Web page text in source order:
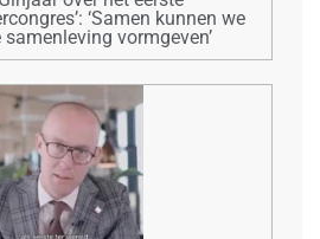
‘Samen kunnen we
vormgeven’